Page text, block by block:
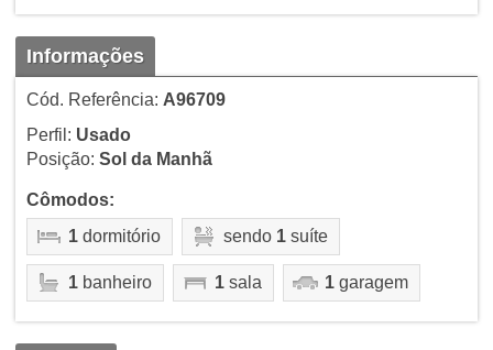
Informações
Cód. Referência: A96709
Perfil: Usado
Posição: Sol da Manhã
Cômodos:
1dormitório sendo 1suíte
1banheiro 1sala 1garagem